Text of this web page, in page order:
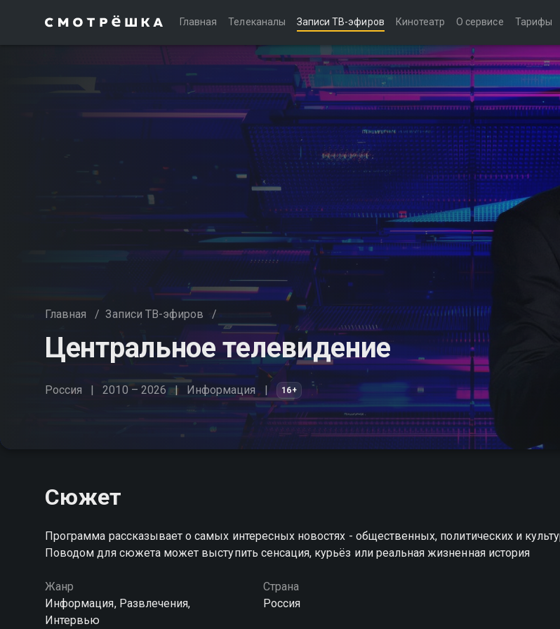
Главная Телеканалы Записи ТВ-эфиров Кинотеатр О сервисе Тарифы
Главная / Записи ТВ-эфиров /
Центральное телевидение
Россия 2010 – 2026 Информация 16+
Сюжет
Программа рассказывает о самых интересных новостях - общественных, политических и
Поводом для сюжета может выступить сенсация, курьёз или реальная жизненная история
Жанр
Информация, Развлечения,
Интервью
Страна
Россия